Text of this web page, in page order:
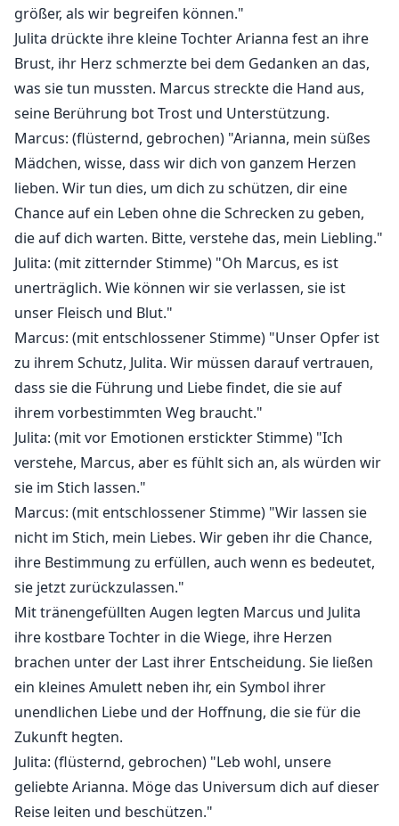
größer, als wir begreifen können."
Julita drückte ihre kleine Tochter Arianna fest an ihre
Brust, ihr Herz schmerzte bei dem Gedanken an das,
was sie tun mussten. Marcus streckte die Hand aus,
seine Berührung bot Trost und Unterstützung.
Marcus: (flüsternd, gebrochen) "Arianna, mein süßes
Mädchen, wisse, dass wir dich von ganzem Herzen
lieben. Wir tun dies, um dich zu schützen, dir eine
Chance auf ein Leben ohne die Schrecken zu geben,
die auf dich warten. Bitte, verstehe das, mein Liebling."
Julita: (mit zitternder Stimme) "Oh Marcus, es ist
unerträglich. Wie können wir sie verlassen, sie ist
unser Fleisch und Blut."
Marcus: (mit entschlossener Stimme) "Unser Opfer ist
zu ihrem Schutz, Julita. Wir müssen darauf vertrauen,
dass sie die Führung und Liebe findet, die sie auf
ihrem vorbestimmten Weg braucht."
Julita: (mit vor Emotionen erstickter Stimme) "Ich
verstehe, Marcus, aber es fühlt sich an, als würden wir
sie im Stich lassen."
Marcus: (mit entschlossener Stimme) "Wir lassen sie
nicht im Stich, mein Liebes. Wir geben ihr die Chance,
ihre Bestimmung zu erfüllen, auch wenn es bedeutet,
sie jetzt zurückzulassen."
Mit tränengefüllten Augen legten Marcus und Julita
ihre kostbare Tochter in die Wiege, ihre Herzen
brachen unter der Last ihrer Entscheidung. Sie ließen
ein kleines Amulett neben ihr, ein Symbol ihrer
unendlichen Liebe und der Hoffnung, die sie für die
Zukunft hegten.
Julita: (flüsternd, gebrochen) "Leb wohl, unsere
geliebte Arianna. Möge das Universum dich auf dieser
Reise leiten und beschützen."